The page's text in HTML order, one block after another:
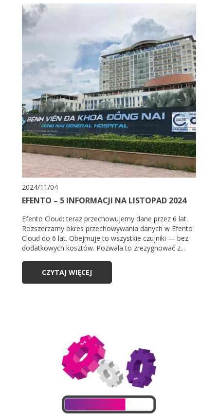
2024/11/04
EFENTO – 5 INFORMACJI NA LISTOPAD 2024
Efento Cloud: teraz przechowujemy dane przez 6 lat.
Rozszerzamy okres przechowywania danych w Efento
Cloud do 6 lat. Obejmuje to wszystkie czujniki — bez
dodatkowych kosztów. Pozwala to zrezygnować z...
CZYTAJ WIĘCEJ